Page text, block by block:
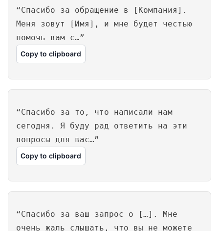
“Спасибо за обращение в [Компания].
Меня зовут [Имя], и мне будет честью
помочь вам с…”
Copy to clipboard
“Спасибо за то, что написали нам
сегодня. Я буду рад ответить на эти
вопросы для вас…”
Copy to clipboard
“Спасибо за ваш запрос о […]. Мне
очень жаль слышать, что вы не можете